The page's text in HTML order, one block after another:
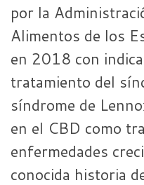
por la
Alimentos de los
en 2018 con
tratamiento del
síndrome de
en el CBD como
enfermedades
conocida historia